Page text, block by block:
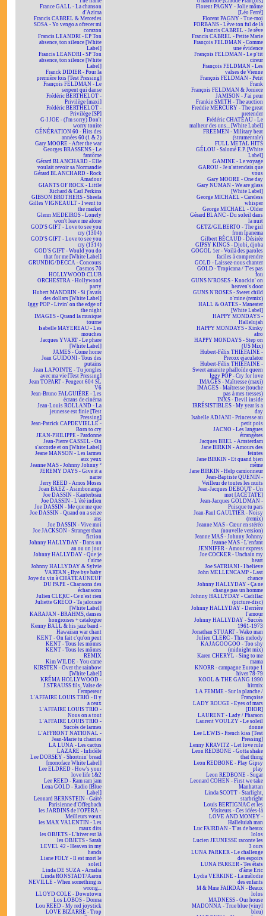
France GALL - La chanson
d'Azima
Francis CABREL & Mercedes
SOSA - Yo vengo a ofrecer mi
corazon
Francis LEANDRI - EP Ton
absence, ton silence [White
Label]
Francis LEANDRI - SP Ton
absence, ton silence [White
Label]
Franck DIDIER - Pour la
première fois [Test Pressing]
François FELDMAN - Le
serpent qui danse
Frédéric BERTHELOT -
Privilège [maxi]
Frédéric BERTHELOT -
Privilège [SP]
G-I JOE - (I'm sorry) Don't
worry tonite
GÉNÉRATION 60 - Hits des
années 60 (1 & 2)
Gary MOORE - After the war
Georges BRASSENS - Le
fantôme
Gérard BLANCHARD - Elle
voulait revoir sa Normandie
Gérard BLANCHARD - Rock
Amadour
GIANTS OF ROCK - Little
Richard & Carl Perkins
GIBSON BROTHERS - Sheela
Gilles VIGNEAULT - I went to
the market
Glenn MEDEIROS - Lonely
won't leave me alone
GOD'S GIFT - Love to see you
cry (1304)
GOD'S GIFT - Love to see you
cry (1314)
GOD'S GIFT - Would you do
that for me [White Label]
GRUNDIG/DECCA - Concours
Cosmos 70
HOLLYWOOD CLUB
ORCHESTRA - Hollywood
party
Hubert MANDRIN - Si j'avais
des dollars [White Label]
Iggy POP - Livin' on the edge of
the night
IMAGES - Quand la musique
tourne
Isabelle MAYEREAU - Les
mouches
Jacques YVART - Le phare
[White Label]
JAMES - Come home
Jean GUIDONI - Tous des
putains
Jean LAPOINTE - Tu jongles
avec ma vie [Test Pressing]
Jean TOPART - Peugeot 604 SL
V6
Jean-Bruno FALGUIÈRE - Les
écrans de cinéma
Jean-Louis ROLLAND - La
jeunesse est finie [Test
Pressing]
Jean-Patrick CAPDEVIELLE -
Born to cry
JEAN-PHILIPPE - Pardonne
Jean-Pierre CASSEL - On
s'accorde et on [White Label]
Jeane MANSON - Les larmes
aux yeux
Jeanne MAS - Johnny Johnny ²
JEREMY DAYS - Give it a
name
Jerry REED - Amos Moses
Joan BAEZ - Asimbonanga
Joe DASSIN - Kanterbräu
Joe DASSIN - L'été indien
Joe DASSIN - Me que me que
Joe DASSIN - Quand on a seize
ans
Joe DASSIN - Vive moi
Joe JACKSON - Stranger than
fiction
Johnny HALLYDAY - Dans un
an ou un jour
Johnny HALLYDAY - Que je
t'aime
Johnny HALLYDAY & Sylvie
VARTAN - Bye bye baby
Joye du vin à CHÂTEAUNEUF
DU PAPE - Chansons des
échansons
Julien CLERC - Ce n'est rien
Juliette GRÉCO - Ta jalousie
[White Label]
KARAJAN - BRAHMS, danses
hongroises + catalogue
Kenny BALL & his jazz band -
Hawaiian war chant
KENT - On fait c'qu'on peut
KENT - Tous les mômes
KENT - Tous les mômes
REMIX
Kim WILDE - You came
KIRSTEN - Over the rainbow
[White Label]
KRÉMA HOLLYWOOD -
J.STRAUSS fils, Valse de
l'empereur
L'AFFAIRE LOUIS TRIO - Il y
a ceux
L'AFFAIRE LOUIS TRIO -
Nous on a tout
L'AFFAIRE LOUIS TRIO -
Succès de larmes
L'AFFRONT NATIONAL -
Jean-Marie tu charries
LA LUNA - Les cactus
LAZARE - Infidèle
Lee DORSEY - Shortnin' bread
[monoface White Label]
Lee ELDRED - How's your
love life 1&2
Lee REED - Ram ram jam
Lena GOLD - Radio [Blue
Label]
Leonard BERNSTEIN - Gaîté
Parisienne d'Offenbach
les JARDINS de l'OPÉRA -
Meilleurs vœux
les MAX VALENTIN - Les
maux dits
les OBJETS - L'hiver est là
les OBJETS - Sarah
LEVEL 42 - Heaven in my
hands
Liane FOLY - Il est mort le
soleil
Linda DE SUZA - Amalia
Linda RONSTADT/Aaron
NEVILLE - When something is
wrong...
LLOYD COLE - Downtown
Los LOBOS - Donna
Lou REED - My red joystick
LOVE BIZARRE - Trop
Florent PAGNY - Jolie môme
[Léo Ferré]
Florent PAGNY - Tue-moi
FORBANS - Lève ton ful de là
Francis CABREL - Je rêve
Francis CABREL - Petite Marie
François FELDMAN - Comme
une évidence
François FELDMAN - Le p'tit
cireur
François FELDMAN - Les
valses de Vienne
François FELDMAN - Petit
Frank
François FELDMAN & Joniece
JAMISON - J'ai peur
Frankie SMITH - The auction
Freddie MERCURY - The great
pretender
Frédéric CHATEAU - Le
malheur des uns... [White Label]
FREEMEN - Military beat
(strumentale)
FULL METAL HITS
GÉLOU - Salomé E.P. [White
Label]
GAMINE - Le voyage
GAROU - Je n'attendais que
vous
Gary MOORE - One day
Gary NUMAN - We are glass
[White Label]
George MICHAEL - Careless
whisper
George MICHAEL - Older
Gérard BLANC - Du soleil dans
la nuit
GETZ/GILBERTO - The girl
from Ipanema
Gilbert BÉCAUD - Désirée
GIPSY KINGS - Djobi, djoba
GOGOL 1er - Voilà des paroles
faciles à comprendre
GOLD - Laissez-nous chanter
GOLD - Tropicana / T'es pas
fou
GUNS N'ROSES - Knockin' on
heaven's door
GUNS N'ROSES - Sweet child
o'mine (remix)
HALL & OATES - Maneater
[White Label]
HAPPY MONDAYS -
Hallelujah
HAPPY MONDAYS - Kinky
afro
HAPPY MONDAYS - Step on
(US Mix)
Hubert-Félix THIÉFAINE -
Precox ejaculator
Hubert-Félix THIÉFAINE -
Sweet amanite phalloïde queen
Iggy POP - Cry for love
IMAGES - Maîtresse (maxi)
IMAGES - Maîtresse (touche
pas à mes tresses)
INXS - Devil inside
IRRÉSISTIBLES - My year is a
day
Isabelle ADJANI - Princesse au
petit pois
JACNO - Les langues
étrangères
Jacques BREL - Amsterdam
Jane BIRKIN - Amours des
feintes
Jane BIRKIN - Et quand bien
même
Jane BIRKIN - Help camionneur
Jean-Baptiste QUENIN -
Veilleur de toutes les nuits
Jean-Jacques DEBOUT - Un
mot [ACÉTATE]
Jean-Jacques GOLDMAN -
Puisque tu pars
Jean-Paul GAULTIER - Noisy
(remix)
Jeanne MAS - Cœur en stéréo
(nouvelle version)
Jeanne MAS - Johnny Johnny
Jeanne MAS - L'enfant
JENNIFER - Amour express
Joe COCKER - Unchain my
heart
Joe SATRIANI - I believe
John MELLENCAMP - Last
chance
Johnny HALLYDAY - Ça ne
change pas un homme
Johnny HALLYDAY - Cadillac
(picture-disc)
Johnny HALLYDAY - Derrière
l'amour
Johnny HALLYDAY - Succès
1961-1973
Jonathan STUART - Wako man
Julien CLERC - This melody
KAJAGOOGOO - Too shy
(midnight mix)
Karen CHERYL - Sing to me
mama
KNORR - campagne Europe 1
hiver 78-79
KOOL & THE GANG 1990
hitmix
LA FEMME - Sur la planche /
Françoise
LADY ROUGE - Eyes of mars
[DIOR]
LAURENT - Lady / Pharaon
Laurent VOULZY - Le soleil
donne
Lee LEWIS - French kiss [Test
Pressing]
Lenny KRAVITZ - Let love rule
Leon REDBONE - Gotta shake
that thing
Leon REDBONE - Play Gipsy
play
Leon REDBONE - Sugar
Leonard COHEN - First we take
Manhattan
Linda SCOTT - Starlight,
starbright
Louis BERTIGNAC et les
Visiteurs - Ces idées-là
LOVE AND MONEY -
Halleluiah man
Luc FAIRDAN - T'as de beaux
lolos
Lucien JEUNESSE raconte les
3 ours
LUNA PARKER - Le challenge
des espoirs
LUNA PARKER - Tes états
d'âme Eric
Lydia VERKINE - La mélodie
des enfants
M & Mme FAIRDAN - Beaux
lolos
MADNESS - Our house
MADONNA - True blue (vinyl
bleu)